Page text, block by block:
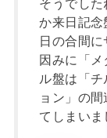
そうでし
か来日記念
日の合間に
因みに「
ル盤は「
ョン」の
てしまいま